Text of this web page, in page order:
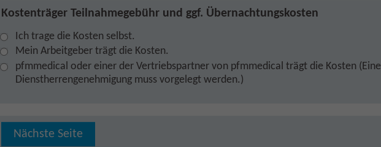
Kostenträger Teilnahmegebühr und ggf. Übernachtungskosten
Kostenträger Teilnahmegebühr und ggf. Übernachtungskosten
Ich trage die Kosten selbst.
Mein Arbeitgeber trägt die Kosten.
pfmmedical oder einer der Vertriebspartner von pfmmedical trägt die Kosten (Eine
Dienstherrengenehmigung muss vorgelegt werden.)
Nächste Seite